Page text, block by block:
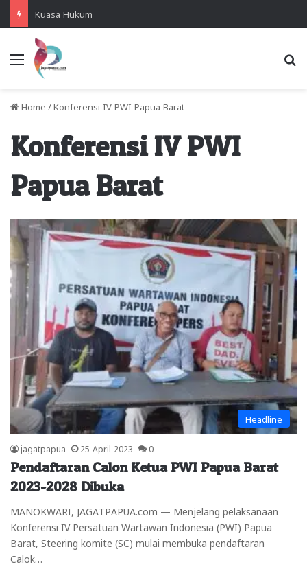
Menu
Home / Konferensi IV PWI Papua Barat
Konferensi IV PWI
Papua Barat
Headline
jagatpapua 25 April 2023 0
Pendaftaran Calon Ketua PWI Papua Barat
2023-2028 Dibuka
MANOKWARI, JAGATPAPUA.com — Menjelang pelaksanaan
Konferensi IV Persatuan Wartawan Indonesia (PWI) Papua
Barat, Steering komite (SC) mulai membuka pendaftaran
Calok…